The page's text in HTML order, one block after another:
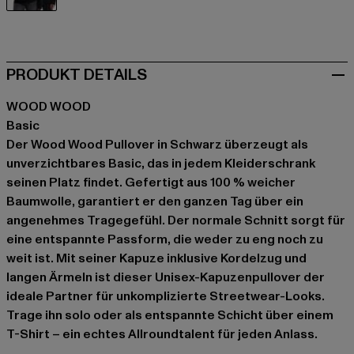
PRODUKT DETAILS
WOOD WOOD
Basic
Der Wood Wood Pullover in Schwarz überzeugt als
unverzichtbares Basic, das in jedem Kleiderschrank
seinen Platz findet. Gefertigt aus 100 % weicher
Baumwolle, garantiert er den ganzen Tag über ein
angenehmes Tragegefühl. Der normale Schnitt sorgt für
eine entspannte Passform, die weder zu eng noch zu
weit ist. Mit seiner Kapuze inklusive Kordelzug und
langen Ärmeln ist dieser Unisex-Kapuzenpullover der
ideale Partner für unkomplizierte Streetwear-Looks.
Trage ihn solo oder als entspannte Schicht über einem
T-Shirt – ein echtes Allroundtalent für jeden Anlass.